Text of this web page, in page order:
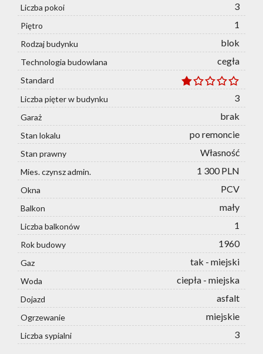
Liczba pokoi 3
Piętro 1
Rodzaj budynku blok
Technologia budowlana cegła
Standard
Liczba pięter w budynku
3
Garaż brak
Stan lokalu po remoncie
Stan prawny Własność
Mies. czynsz admin. 1 300 PLN
Okna PCV
Balkon mały
Liczba balkonów 1
Rok budowy 1960
Gaz tak - miejski
Woda ciepła - miejska
Dojazd asfalt
Ogrzewanie miejskie
Liczba sypialni 3